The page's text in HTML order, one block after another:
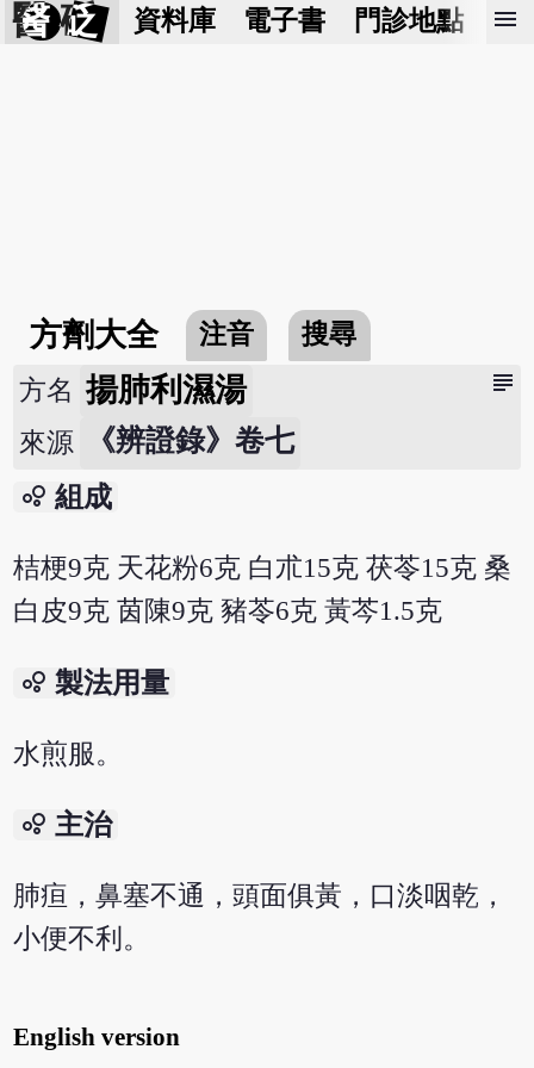
醫 砭 資料庫 電子書 門診地點 預
menu
方劑大全 注音 搜尋
subject
方名 揚肺利濕湯
來源 《辨證錄》卷七
bubble_chart 組成
桔梗9克 天花粉6克 白朮15克 茯苓15克 桑
白皮9克 茵陳9克 豬苓6克 黃芩1.5克
bubble_chart 製法用量
水煎服。
bubble_chart 主治
肺疸，鼻塞不通，頭面俱黃，口淡咽乾，
小便不利。
English version